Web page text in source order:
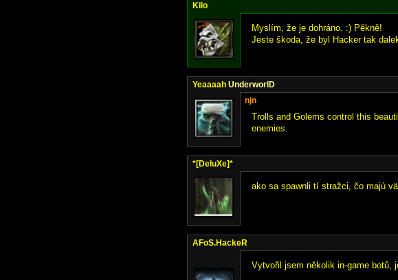
Kilo
Myslím, že je dohráno. :) Pěkně!
Jeste škoda, že byl Hacker tak
Yeaaaah UnderworlD
njn
Trolls and Golems control this
enemies.
*[DeluXe]*
ako sa spawnli tí stražci, čo majú
AFoS.HackeR
Vytvořil jsem několik in-game botů,